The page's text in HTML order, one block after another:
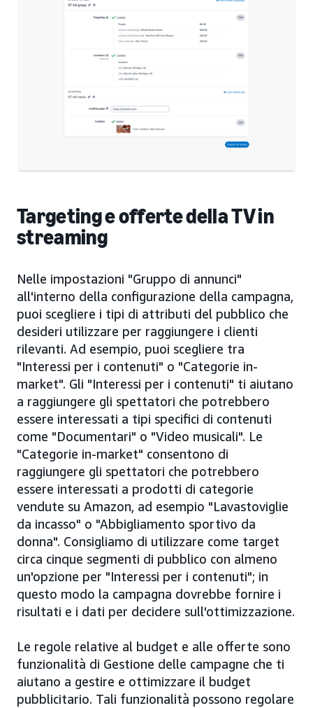
Targeting e offerte della TV in
streaming
Nelle impostazioni "Gruppo di annunci"
all'interno della configurazione della campagna,
puoi scegliere i tipi di attributi del pubblico che
desideri utilizzare per raggiungere i clienti
rilevanti. Ad esempio, puoi scegliere tra
"Interessi per i contenuti" o "Categorie in-
market". Gli "Interessi per i contenuti" ti aiutano
a raggiungere gli spettatori che potrebbero
essere interessati a tipi specifici di contenuti
come "Documentari" o "Video musicali". Le
"Categorie in-market" consentono di
raggiungere gli spettatori che potrebbero
essere interessati a prodotti di categorie
vendute su Amazon, ad esempio "Lavastoviglie
da incasso" o "Abbigliamento sportivo da
donna". Consigliamo di utilizzare come target
circa cinque segmenti di pubblico con almeno
un'opzione per "Interessi per i contenuti"; in
questo modo la campagna dovrebbe fornire i
risultati e i dati per decidere sull'ottimizzazione.
Le regole relative al budget e alle offerte sono
funzionalità di Gestione delle campagne che ti
aiutano a gestire e ottimizzare il budget
pubblicitario. Tali funzionalità possono regolare